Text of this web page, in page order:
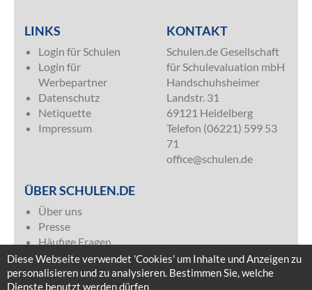
LINKS
Login für Schulen
Login für
Werbepartner
Datenschutz
Netiquette
Impressum
KONTAKT
Schulen.de Gesellschaft
für Schulevaluation mbH
Handschuhsheimer
Landstr. 31
69121 Heidelberg
Telefon (06221) 599 53
71
office@schulen.de
ÜBER SCHULEN.DE
Über uns
Presse
Häufige Fragen
Kontakt & Impressum
Mediadaten
Diese Webseite verwendet 'Cookies' um Inhalte und Anzeigen zu
personalisieren und zu analysieren. Bestimmen Sie, welche
Dienste benutzt werden dürfen